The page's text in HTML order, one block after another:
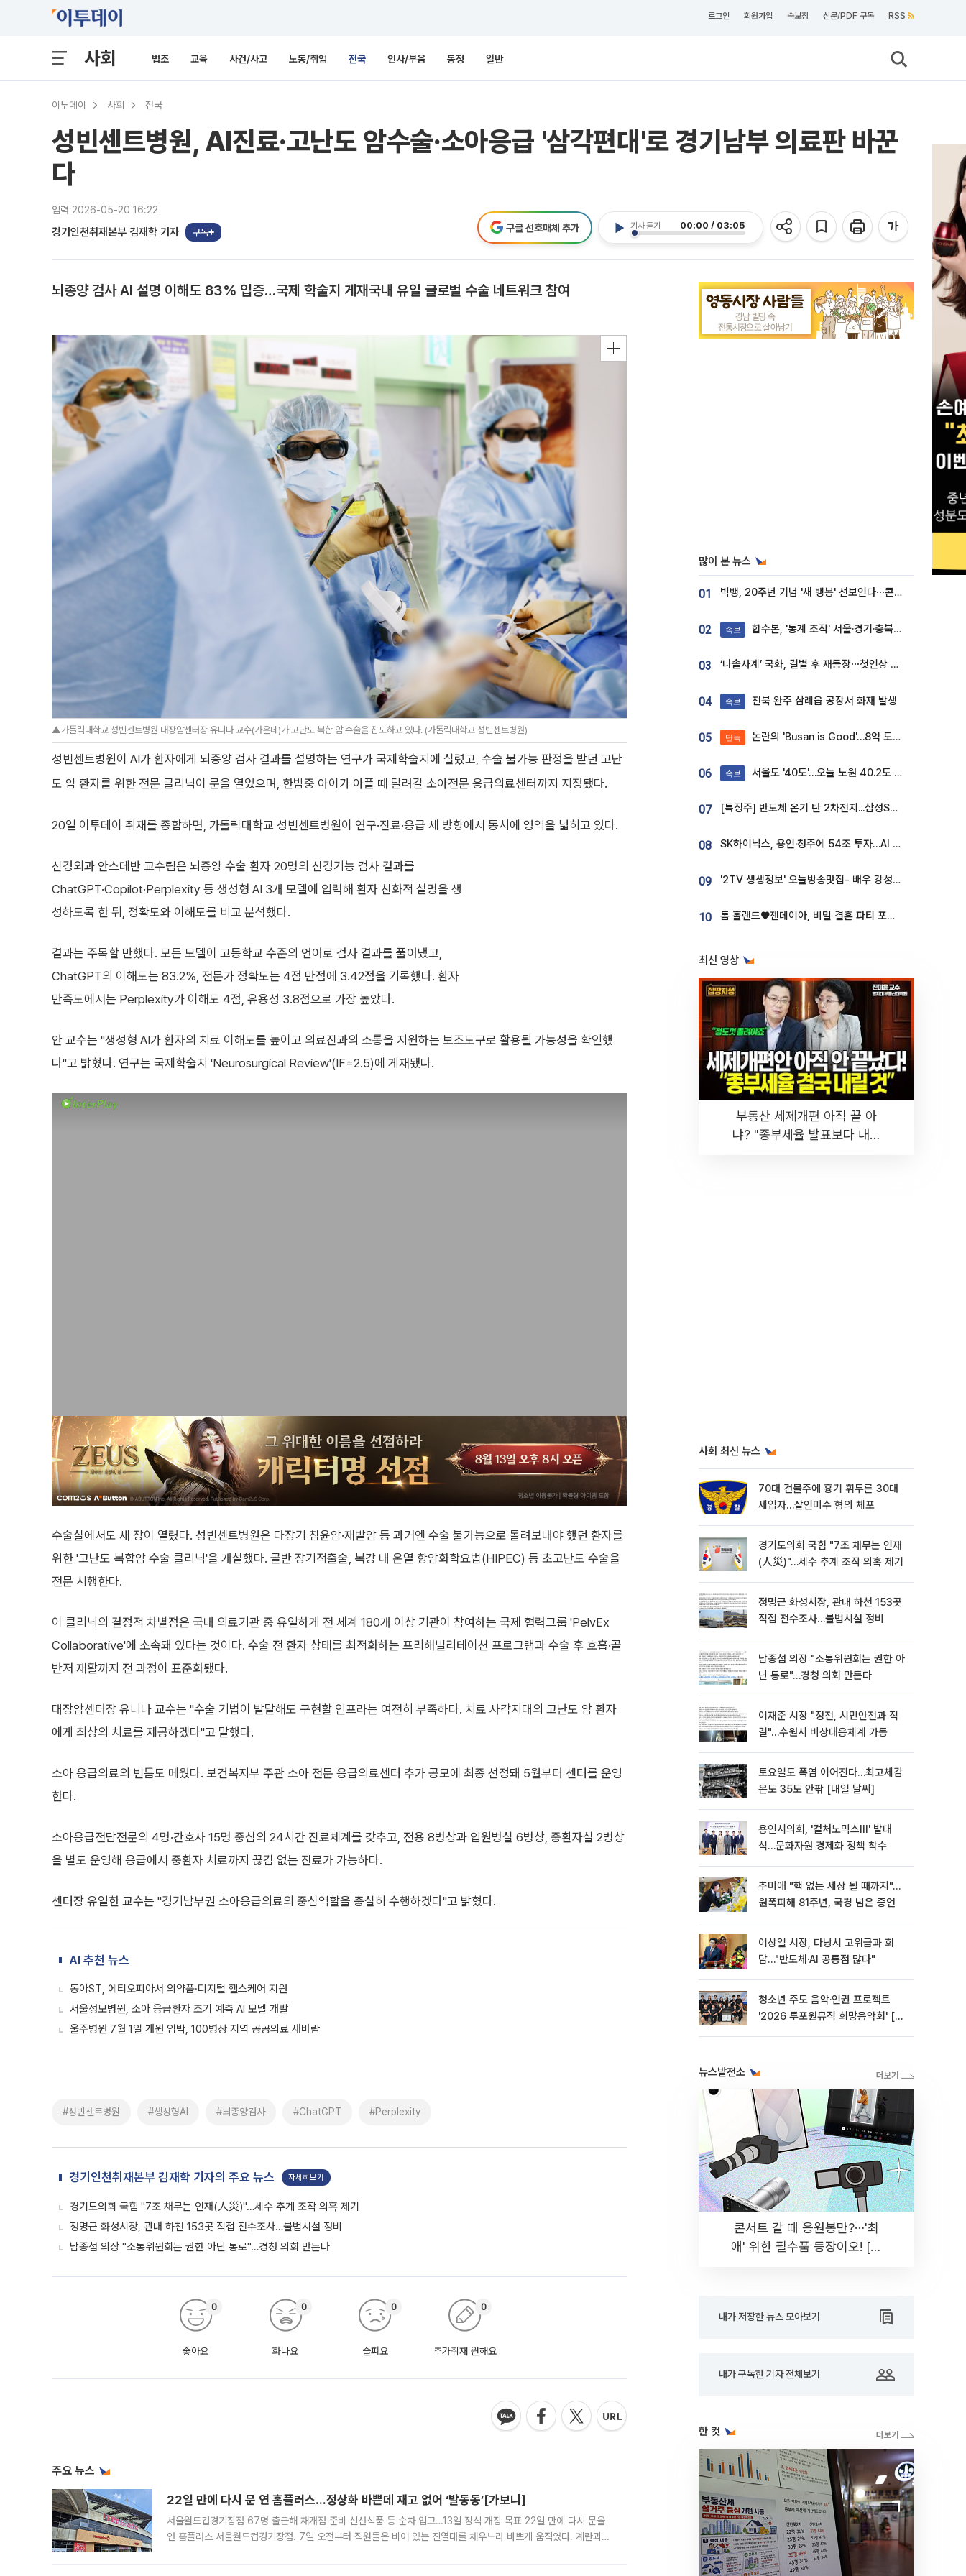
로그인 회원가입 속보창 신문/PDF 구독 RSS
사회 법조 교육 사건/사고 노동/취업 전국 인사/부음 동정 일반
이투데이 사회 전국
성빈센트병원, AI진료·고난도 암수술·소아응급 '삼각편대'로 경기남부 의료판 바꾼
다
입력 2026-05-20 16:22
경기인천취재본부 김재학 기자 구독
기사 듣기 00:00 / 03:05
구글 선호매체 추가
뇌종양 검사 AI 설명 이해도 83% 입증…국제 학술지 게재국내 유일 글로벌 수술 네트워크 참여
▲가톨릭대학교 성빈센트병원 대장암센터장 유니나 교수(가운데)가 고난도 복합 암 수술을 집도하고 있다. (가톨릭대학교 성빈센트병원)
성빈센트병원이 AI가 환자에게 뇌종양 검사 결과를 설명하는 연구가 국제학술지에 실렸고, 수술 불가능 판정을 받던 고난
도 암 환자를 위한 전문 클리닉이 문을 열었으며, 한밤중 아이가 아플 때 달려갈 소아전문 응급의료센터까지 지정됐다.
20일 이투데이 취재를 종합하면, 가톨릭대학교 성빈센트병원이 연구·진료·응급 세 방향에서 동시에 영역을 넓히고 있다.
신경외과 안스데반 교수팀은 뇌종양 수술 환자 20명의 신경기능 검사 결과를
ChatGPT·Copilot·Perplexity 등 생성형 AI 3개 모델에 입력해 환자 친화적 설명을 생
성하도록 한 뒤, 정확도와 이해도를 비교 분석했다.
결과는 주목할 만했다. 모든 모델이 고등학교 수준의 언어로 검사 결과를 풀어냈고,
ChatGPT의 이해도는 83.2%, 전문가 정확도는 4점 만점에 3.42점을 기록했다. 환자
만족도에서는 Perplexity가 이해도 4점, 유용성 3.8점으로 가장 높았다.
안 교수는 "생성형 AI가 환자의 치료 이해도를 높이고 의료진과의 소통을 지원하는 보조도구로 활용될 가능성을 확인했
다"고 밝혔다. 연구는 국제학술지 'Neurosurgical Review'(IF=2.5)에 게재됐다.
수술실에서도 새 장이 열렸다. 성빈센트병원은 다장기 침윤암·재발암 등 과거엔 수술 불가능으로 돌려보내야 했던 환자를
위한 '고난도 복합암 수술 클리닉'을 개설했다. 골반 장기적출술, 복강 내 온열 항암화학요법(HIPEC) 등 초고난도 수술을
전문 시행한다.
이 클리닉의 결정적 차별점은 국내 의료기관 중 유일하게 전 세계 180개 이상 기관이 참여하는 국제 협력그룹 'PelvEx
Collaborative'에 소속돼 있다는 것이다. 수술 전 환자 상태를 최적화하는 프리해빌리테이션 프로그램과 수술 후 호흡·골
반저 재활까지 전 과정이 표준화됐다.
대장암센터장 유니나 교수는 "수술 기법이 발달해도 구현할 인프라는 여전히 부족하다. 치료 사각지대의 고난도 암 환자
에게 최상의 치료를 제공하겠다"고 말했다.
소아 응급의료의 빈틈도 메웠다. 보건복지부 주관 소아 전문 응급의료센터 추가 공모에 최종 선정돼 5월부터 센터를 운영
한다.
소아응급전담전문의 4명·간호사 15명 중심의 24시간 진료체계를 갖추고, 전용 8병상과 입원병실 6병상, 중환자실 2병상
을 별도 운영해 응급에서 중환자 치료까지 끊김 없는 진료가 가능하다.
센터장 유일한 교수는 "경기남부권 소아응급의료의 중심역할을 충실히 수행하겠다"고 밝혔다.
AI 추천 뉴스
동아ST, 에티오피아서 의약품·디지털 헬스케어 지원
서울성모병원, 소아 응급환자 조기 예측 AI 모델 개발
울주병원 7월 1일 개원 임박, 100병상 지역 공공의료 새바람
#성빈센트병원 #생성형AI #뇌종양검사 #ChatGPT #Perplexity
경기인천취재본부 김재학 기자의 주요 뉴스 자세히보기
경기도의회 국힘 "7조 채무는 인재(人災)"…세수 추계 조작 의혹 제기
정명근 화성시장, 관내 하천 153곳 직접 전수조사…불법시설 정비
남종섭 의장 "소통위원회는 권한 아닌 통로"…경청 의회 만든다
좋아요
0
화나요
0
슬퍼요
0
추가취재 원해요
0
주요 뉴스
22일 만에 다시 문 연 홈플러스…정상화 바쁜데 재고 없어 ‘발동동’[가보니]
서울월드컵경기장점 67명 출근해 재개점 준비 신선식품 등 순차 입고…13일 정식 개장 목표 22일 만에 다시 문을
연 홈플러스 서울월드컵경기장점. 7일 오전부터 직원들은 비어 있는 진열대를 채우느라 바쁘게 움직였다. 계란과
많이 본 뉴스
01 빅뱅, 20주년 기념 '새 뱅봉' 선보인다⋯콘서트 앞두고 팝업 개최
02 속보 합수본, '통계 조작' 서울·경기·충북 선관위 등 추가 압수수색
03 ‘나솔사계’ 국화, 결별 후 재등장⋯첫인상 투표 휩쓸고 ‘인기녀’ 등극
04 속보 전북 완주 삼례읍 공장서 화재 발생
05 단독 논란의 'Busan is Good'…8억 도시브랜드, 용산 대통령실 CI 업체가 수행
06 속보 서울도 '40도'…오늘 노원 40.2도 기록
07 [특징주] 반도체 온기 탄 2차전지...삼성SDI, 장 초반 7% 넘게 껑충
08 SK하이닉스, 용인·청주에 54조 투자…AI 메모리 생산기지 키운다
09 '2TV 생생정보' 오늘방송맛집- 배우 강성진 단골! 쌀국수ㆍ푸팟퐁 커리 맛집 '블○○○'
10 톰 홀랜드♥젠데이아, 비밀 결혼 파티 포착⋯호텔 대관비만 9억
최신 영상
부동산 세제개편 아직 끝 아
냐? "종부세율 발표보다 내릴
사회 최신 뉴스
70대 건물주에 흉기 휘두른 30대
세입자…살인미수 혐의 체포
경기도의회 국힘 "7조 채무는 인재
(人災)"…세수 추계 조작 의혹 제기
정명근 화성시장, 관내 하천 153곳
직접 전수조사…불법시설 정비
남종섭 의장 "소통위원회는 권한 아
닌 통로"…경청 의회 만든다
이재준 시장 "정전, 시민안전과 직
결"…수원시 비상대응체계 가동
토요일도 폭염 이어진다…최고체감
온도 35도 안팎 [내일 날씨]
용인시의회, '컬처노믹스Ⅲ' 발대
식…문화자원 경제화 정책 착수
추미애 "핵 없는 세상 될 때까지"…
원폭피해 81주년, 국경 넘은 증언
이상일 시장, 다낭시 고위급과 회
담…"반도체·AI 공통점 많다"
청소년 주도 음악·인권 프로젝트
'2026 투포원뮤직 희망음악회' [포
뉴스발전소
콘서트 갈 때 응원봉만?⋯'최
애' 위한 필수품 등장이오! [솔
내가 저장한 뉴스 모아보기
내가 구독한 기자 전체보기
한 컷